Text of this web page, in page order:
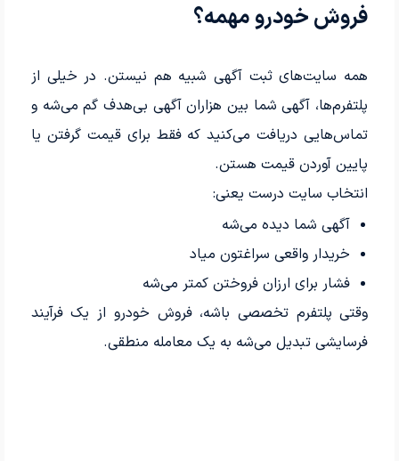
فروش خودرو مهمه؟
همه سایت‌های ثبت آگهی شبیه هم نیستن. در خیلی از
پلتفرم‌ها، آگهی شما بین هزاران آگهی بی‌هدف گم می‌شه و
تماس‌هایی دریافت می‌کنید که فقط برای قیمت گرفتن یا
پایین آوردن قیمت هستن.
انتخاب سایت درست یعنی:
آگهی شما دیده می‌شه
خریدار واقعی سراغتون میاد
فشار برای ارزان فروختن کمتر می‌شه
وقتی پلتفرم تخصصی باشه، فروش خودرو از یک فرآیند
فرسایشی تبدیل می‌شه به یک معامله منطقی.